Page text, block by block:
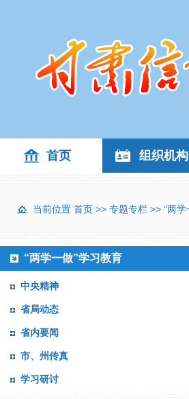
首页 组织机构
当前位置 首页 >> 专题专栏 >> “两
“两学一做”学习教育
中央精神
省局动态
省内要闻
市、州传真
学习研讨